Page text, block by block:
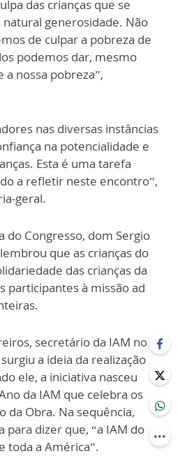
das crianças que se
generosidade. Não
de culpar a pobreza de
podemos dar, mesmo
a nossa pobreza”,
nas diversas instâncias
na potencialidade e
Esta é uma tarefa
a refletir neste encontro”,
geral.
do Congresso, dom Sergio
que as crianças do
das crianças da
participantes à missão ad
secretário da IAM no
a ideia da realização
ele, a iniciativa nasceu
da IAM que celebra os
da Obra. Na sequência,
para dizer que, “a IAM do
toda a América”.